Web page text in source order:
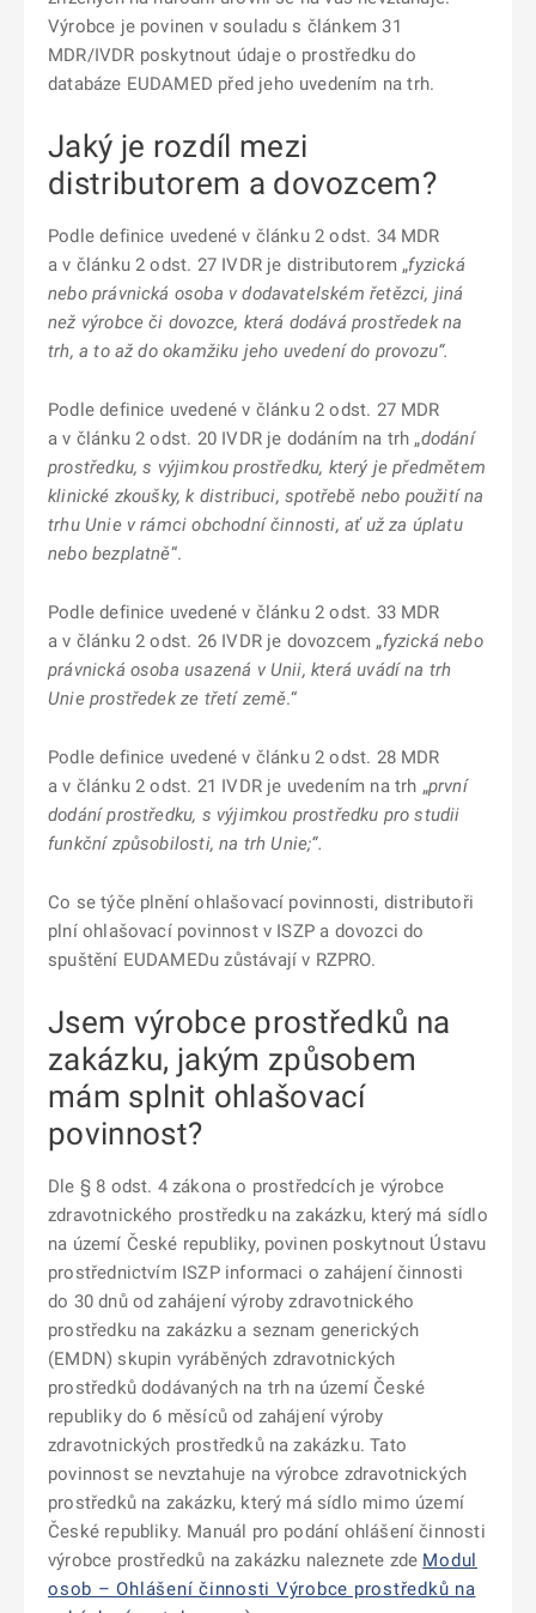
Výrobce je povinen v souladu s článkem 31
MDR/IVDR poskytnout údaje o prostředku do
databáze EUDAMED před jeho uvedením na trh.
Jaký je rozdíl mezi
distributorem a dovozcem?
Podle definice uvedené v článku 2 odst. 34 MDR
a v článku 2 odst. 27 IVDR je distributorem „fyzická
nebo právnická osoba v dodavatelském řetězci, jiná
než výrobce či dovozce, která dodává prostředek na
trh, a to až do okamžiku jeho uvedení do provozu“.
Podle definice uvedené v článku 2 odst. 27 MDR
a v článku 2 odst. 20 IVDR je dodáním na trh „dodání
prostředku, s výjimkou prostředku, který je předmětem
klinické zkoušky, k distribuci, spotřebě nebo použití na
trhu Unie v rámci obchodní činnosti, ať už za úplatu
nebo bezplatně“.
Podle definice uvedené v článku 2 odst. 33 MDR
a v článku 2 odst. 26 IVDR je dovozcem „fyzická nebo
právnická osoba usazená v Unii, která uvádí na trh
Unie prostředek ze třetí země.“
Podle definice uvedené v článku 2 odst. 28 MDR
a v článku 2 odst. 21 IVDR je uvedením na trh „první
dodání prostředku, s výjimkou prostředku pro studii
funkční způsobilosti, na trh Unie;“.
Co se týče plnění ohlašovací povinnosti, distributoři
plní ohlašovací povinnost v ISZP a dovozci do
spuštění EUDAMEDu zůstávají v RZPRO.
Jsem výrobce prostředků na
zakázku, jakým způsobem
mám splnit ohlašovací
povinnost?
Dle § 8 odst. 4 zákona o prostředcích je výrobce
zdravotnického prostředku na zakázku, který má sídlo
na území České republiky, povinen poskytnout Ústavu
prostřednictvím ISZP informaci o zahájení činnosti
do 30 dnů od zahájení výroby zdravotnického
prostředku na zakázku a seznam generických
(EMDN) skupin vyráběných zdravotnických
prostředků dodávaných na trh na území České
republiky do 6 měsíců od zahájení výroby
zdravotnických prostředků na zakázku. Tato
povinnost se nevztahuje na výrobce zdravotnických
prostředků na zakázku, který má sídlo mimo území
České republiky. Manuál pro podání ohlášení činnosti
výrobce prostředků na zakázku naleznete zde Modul
osob – Ohlášení činnosti Výrobce prostředků na